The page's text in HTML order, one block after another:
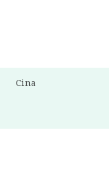
Cina